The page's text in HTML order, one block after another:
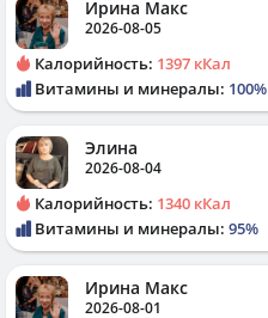
Ирина Макс
2026-08-05
Калорийность: 1397 кКал
Витамины и минералы: 100%
Элина
2026-08-04
Калорийность: 1340 кКал
Витамины и минералы: 95%
Ирина Макс
2026-08-01